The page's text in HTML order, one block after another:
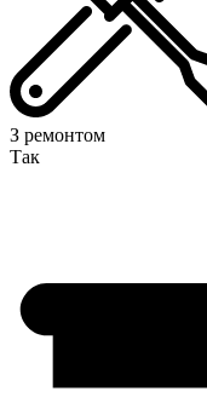
З ремонтом
Так